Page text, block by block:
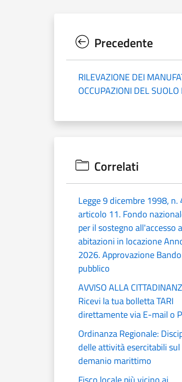
Precedente
RILEVAZIONE DEI
OCCUPAZIONI DEL
Correlati
Legge 9 dicembre 1998, n.
articolo 11. Fondo
per il sostegno all'accesso
abitazioni in locazione
2026. Approvazione Bando
pubblico
AVVISO ALLA
Ricevi la tua bolletta TARI
direttamente via E-mail o
Ordinanza Regionale:
delle attività esercitabili sul
demanio marittimo